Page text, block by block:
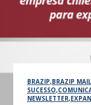
BRAZIP,BRAZIP
SUCESSO,
NEWSLETTER,